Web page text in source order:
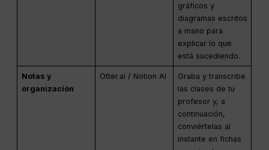
gráficos y
diagramas escritos
a mano para
explicar lo que
está sucediendo.
Notas y
organización
Otter.ai / Notion AI
Graba y transcribe
las clases de tu
profesor y, a
continuación,
conviértelas al
instante en fichas